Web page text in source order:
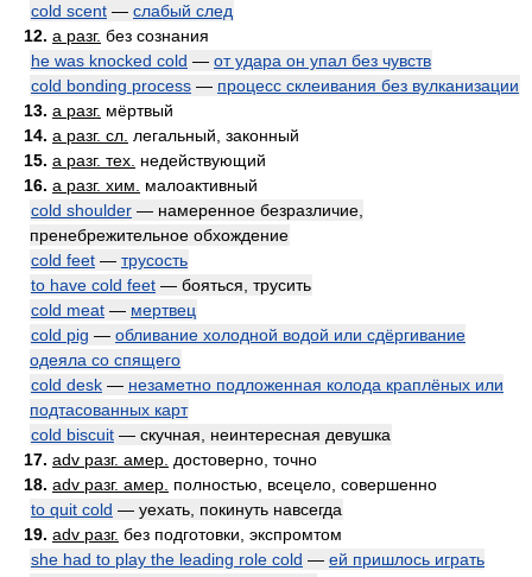
cold scent — слабый след
12. a разг. без сознания
he was knocked cold — от удара он упал без чувств
cold bonding process — процесс склеивания без вулканизации
13. a разг. мёртвый
14. a разг. сл. легальный, законный
15. a разг. тех. недействующий
16. a разг. хим.
малоактивный
cold shoulder — намеренное безразличие,
пренебрежительное обхождение
cold feet — трусость
to have cold feet — бояться, трусить
cold meat — мертвец
cold pig — обливание холодной водой или сдёргивание
одеяла со спящего
cold desk — незаметно подложенная колода краплёных или
подтасованных карт
cold biscuit — скучная, неинтересная девушка
17. adv разг. амер. достоверно, точно
18. adv разг. амер. полностью, всецело, совершенно
to quit cold — уехать, покинуть навсегда
19. adv разг. без подготовки, экспромтом
she had to play the leading role cold — ей пришлось играть